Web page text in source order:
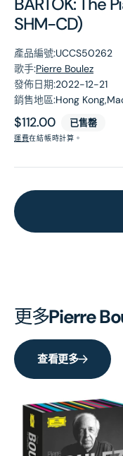
SHM-CD)
產品編號:UCCS50262
歌手:Pierre Boulez
發佈日期:2022-12-21
銷售地區:Hong
原
價
$112.00 已售罄
運費在結帳時計算。
更多Pierre
查看更多